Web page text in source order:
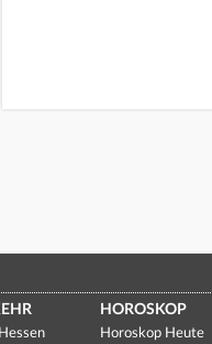
HOROSKOP
Horoskop Heute